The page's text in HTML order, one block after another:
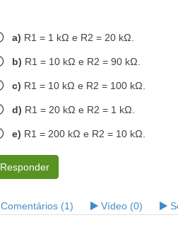
a) R1 = 1 kΩ e R2 = 20 kΩ.
b) R1 = 10 kΩ e R2 = 90 kΩ.
c) R1 = 10 kΩ e R2 = 100 kΩ.
d) R1 = 20 kΩ e R2 = 1 kΩ.
e) R1 = 200 kΩ e R2 = 10 kΩ.
Responder
Comentários (1) Vídeo (0)